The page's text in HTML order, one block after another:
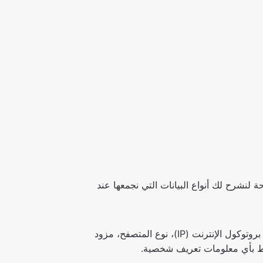
لك أنواع البيانات التي نجمعها عند
مثل أغلب المواقع الإلكترونية، نقوم بجمع واستخدام البيانات الموجودة في ملفات الدخول. تشمل هذه البيانات عنوان بروتوكول الإنترنت (IP)، نوع المتصفح، مزود